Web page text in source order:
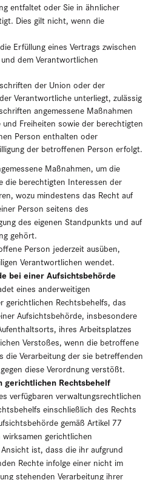
entfaltet oder Sie in ähnlicher
Dies gilt nicht, wenn die
Erfüllung eines Vertrags zwischen
dem Verantwortlichen
der Union oder der
Verantwortliche unterliegt, zulässig
angemessene Maßnahmen
und Freiheiten sowie der berechtigten
Person enthalten oder
der betroffenen Person erfolgt.
Maßnahmen, um die
die berechtigten Interessen der
wozu mindestens das Recht auf
Person seitens des
des eigenen Standpunkts und auf
gehört.
Person jederzeit ausüben,
Verantwortlichen wendet.
bei einer Aufsichtsbehörde
eines anderweitigen
gerichtlichen Rechtsbehelfs, das
Aufsichtsbehörde, insbesondere
ihres Arbeitsplatzes
Verstoßes, wenn die betroffene
die Verarbeitung der sie betreffenden
diese Verordnung verstößt.
gerichtlichen Rechtsbehelf
verfügbaren verwaltungsrechtlichen
einschließlich des Rechts
gemäß Artikel 77
wirksamen gerichtlichen
ist, dass die ihr aufgrund
Rechte infolge einer nicht im
stehenden Verarbeitung ihrer